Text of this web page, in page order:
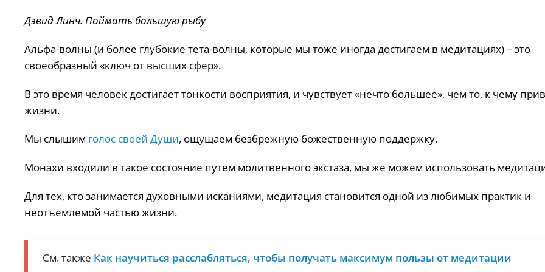
Дэвид Линч. Поймать большую рыбу
Альфа-волны (и более глубокие тета-волны, которые мы тоже иногда достигаем в медитациях) – это
своеобразный «ключ от высших сфер».
В это время человек достигает тонкости восприятия, и чувствует «нечто большее», чем то, к чему
жизни.
Мы слышим голос своей Души, ощущаем безбрежную божественную поддержку.
Монахи входили в такое состояние путем молитвенного экстаза, мы же можем использовать
Для тех, кто занимается духовными исканиями, медитация становится одной из любимых практик и
неотъемлемой частью жизни.
См. также Как научиться расслабляться, чтобы получать максимум пользы от медитации